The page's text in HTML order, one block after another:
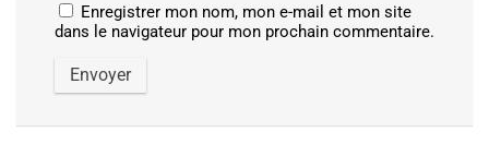
Enregistrer mon nom, mon e-mail et mon site
dans le navigateur pour mon prochain commentaire.